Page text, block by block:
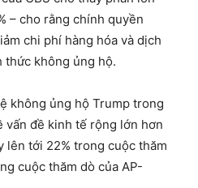
– cho rằng chính quyền
chi phí hàng hóa và dịch
thức không ủng hộ.
không ủng hộ Trump trong
vấn đề kinh tế rộng lớn hơn
lên tới 22% trong cuộc thăm
cuộc thăm dò của AP-